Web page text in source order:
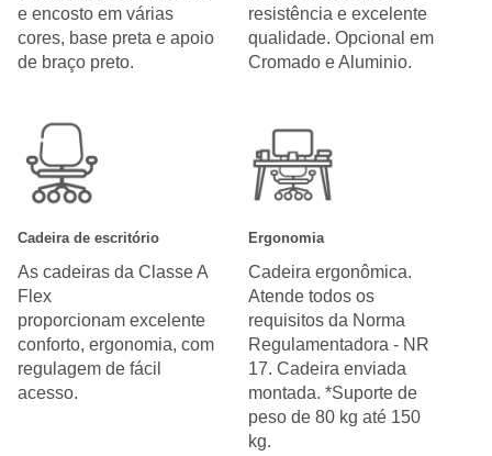
e encosto em várias
cores, base preta e apoio
de braço preto.
resistência e excelente
qualidade. Opcional em
Cromado e Aluminio.
Cadeira de escritório
As cadeiras da Classe A
Flex
proporcionam excelente
conforto, ergonomia, com
regulagem de fácil
acesso.
Ergonomia
Cadeira ergonômica.
Atende todos os
requisitos da Norma
Regulamentadora - NR
17. Cadeira enviada
montada. *Suporte de
peso de 80 kg até 150
kg.